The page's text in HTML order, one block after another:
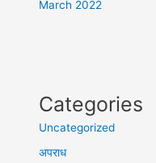
March 2022
Categories
Uncategorized
अपराध